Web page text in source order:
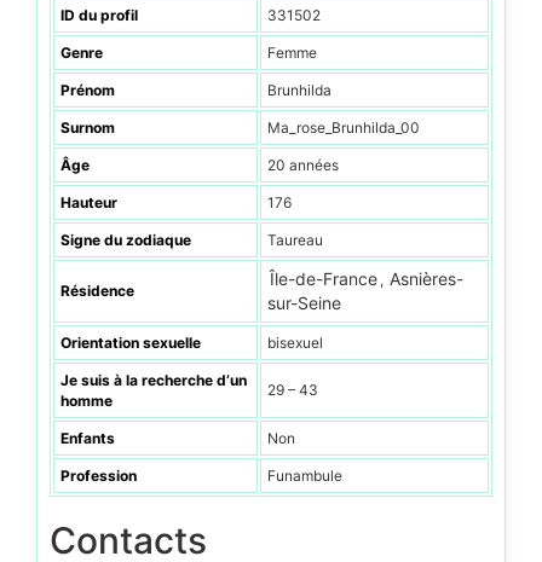
ID du profil 331502
Genre Femme
Prénom Brunhilda
Surnom Ma_rose_Brunhilda_00
Âge 20 années
Hauteur 176
Signe du zodiaque Taureau
Résidence
Île-de-France , Asnières-
sur-Seine
Orientation sexuelle bisexuel
Je suis à la recherche d’un
homme
29 – 43
Enfants Non
Profession Funambule
Contacts